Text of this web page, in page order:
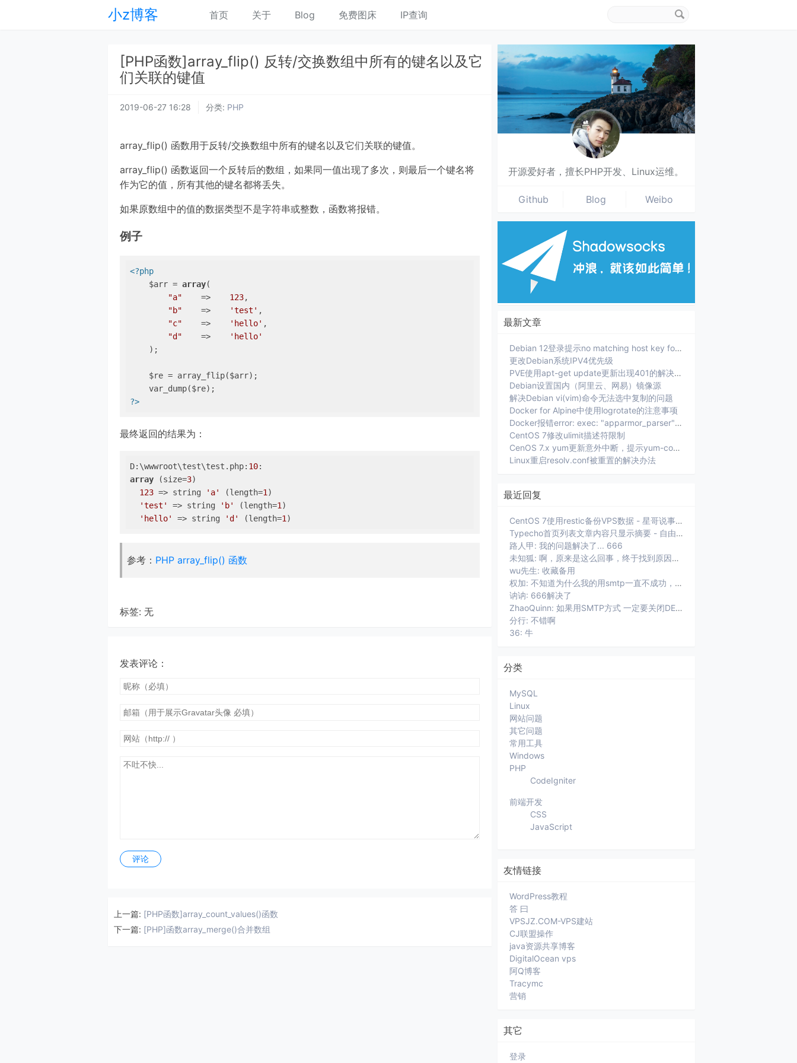
小z博客 首页 关于 Blog 免费图床 IP查询
键
[PHP函数]array_flip() 反转/交换数组中所有的键名以及它
们关联的键值
2019-06-27 16:28 分类: PHP
array_flip() 函数用于反转/交换数组中所有的键名以及它们关联的键值。
array_flip() 函数返回一个反转后的数组，如果同一值出现了多次，则最后一个键名将
作为它的值，所有其他的键名都将丢失。
如果原数组中的值的数据类型不是字符串或整数，函数将报错。
例子
<?php
    $arr =
array(
"a"
    =>
123,
"b"
    =>
'test' ,
"c"
    =>
'hello' ,
"d"
    =>
'hello'
    );
    $re = array_flip($arr);
?>
最终返回的结果为：
D:\wwwroot\test\test.php: 10
array (size=3)
123 => string 'a' (length=1 )
'test'
=> string 'b' (length=1 )
'hello'
=> string 'd' (length=1 )
参考： PHP array_flip() 函数
标签: 无
发表评论：
评论
上一篇: [PHP函数]array_count_values()函数
下一篇: [PHP]函数array_merge()合并数组
开源爱好者，擅长PHP开发、Linux运维。
Github Blog Weibo
最新文章
Debian 12登录提示no matching host key format
更改Debian系统IPV4优先级
PVE使用apt-get update更新出现401的解决办法
Debian设置国内（阿里云、网易）镜像源
解决Debian vi(vim)命令无法选中复制的问题
Docker for Alpine中使用logrotate的注意事项
Docker报错error: exec: "apparmor_parser": executable file not found in $PATH.
CentOS 7修改ulimit描述符限制
CenOS 7.x yum更新意外中断，提示yum-complete-transaction
Linux重启resolv.conf被重置的解决办法
最近回复
CentOS 7使用restic备份VPS数据 - 星哥说事: [...]xiaoz 选择的是将当前服务器数据通过 SFTP 方...
Typecho首页列表文章内容只显示摘要 - 自由鱼: [...]用了Typecho以后，遇到的第一个问题就是首页摘要显...
路人甲: 我的问题解决了... 666
未知狐: 啊，原来是这么回事，终于找到原因了。
wu先生: 收藏备用
权加: 不知道为什么我的用smtp一直不成功，老提示：SMTP连接失败，...
讷讷: 666解决了
ZhaoQuinn: 如果用SMTP方式 一定要关闭DEBUG功能 不然usr/plu...
分行: 不错啊
36: 牛
分类
MySQL
Linux
网站问题
其它问题
常用工具
Windows
PHP
CodeIgniter
前端开发
CSS
JavaScript
友情链接
WordPress教程
答 曰
VPSJZ.COM-VPS建站
CJ联盟操作
java资源共享博客
DigitalOcean vps
阿Q博客
Tracymc
营销
其它
登录